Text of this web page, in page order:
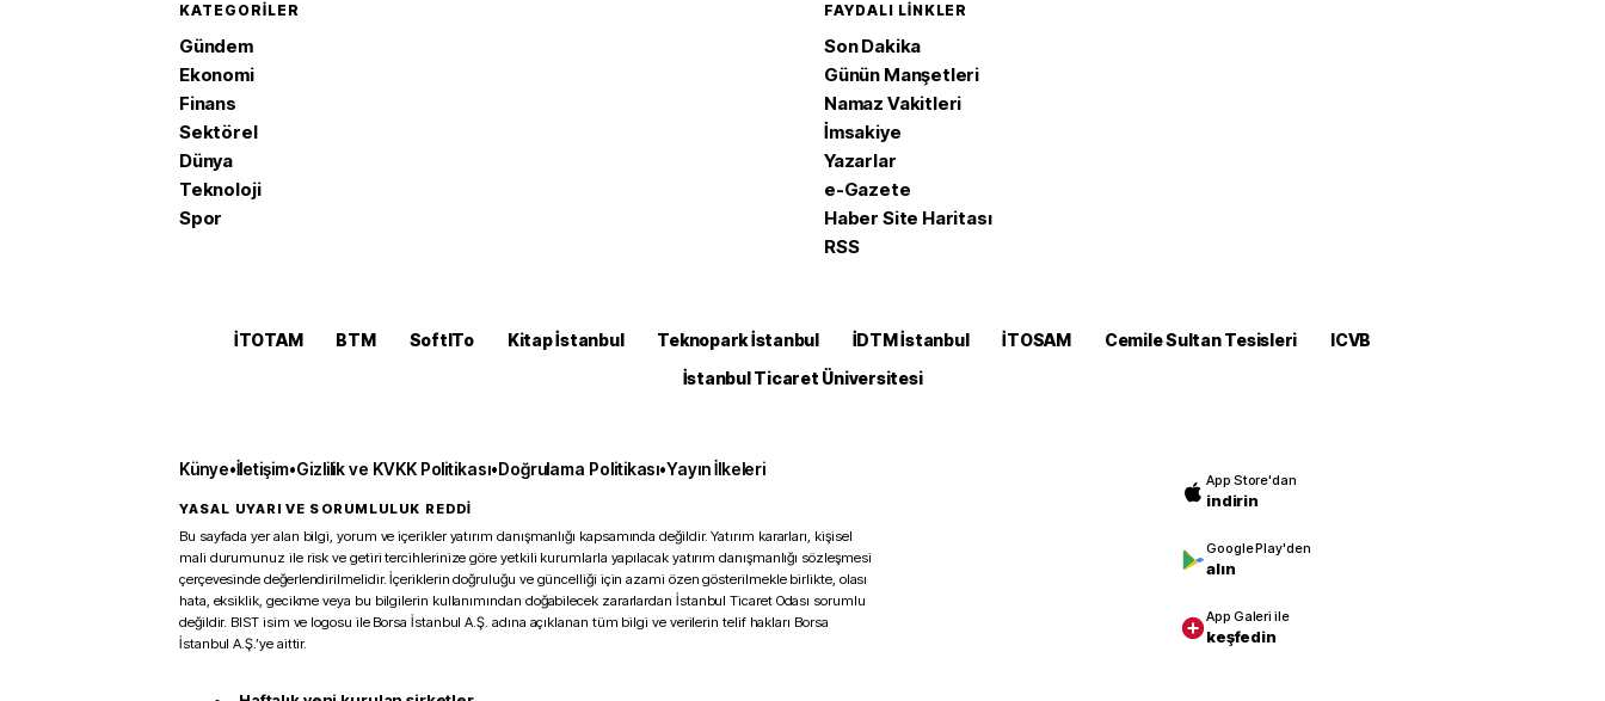
KATEGORILER
Gündem
Ekonomi
Finans
Sektörel
Dünya
Teknoloji
Spor
FAYDALI LINKLER
Son Dakika
Günün Manşetleri
Namaz Vakitleri
İmsakiye
Yazarlar
e-Gazete
Haber Site Haritası
RSS
İTOTAM BTM SoftITo Kitap İstanbul Teknopark İstanbul İDTM İstanbul İTOSAM Cemile Sultan Tesisleri
ICVB
İstanbul Ticaret Üniversitesi
Künye•İletişim•Gizlilik ve KVKK Politikası•Doğrulama Politikası•Yayın İlkeleri
YASAL UYARI VE SORUMLULUK REDDİ
Bu sayfada yer alan bilgi, yorum ve içerikler yatırım danışmanlığı kapsamında değildir. Yatırım kararları, kişisel
mali durumunuz ile risk ve getiri tercihlerinize göre yetkili kurumlarla yapılacak yatırım danışmanlığı sözleşmesi
çerçevesinde değerlendirilmelidir. İçeriklerin doğruluğu ve güncelliği için azami özen gösterilmekle birlikte, olası
hata, eksiklik, gecikme veya bu bilgilerin kullanımından doğabilecek zararlardan İstanbul Ticaret Odası sorumlu
değildir. BIST isim ve logosu ile Borsa İstanbul A.Ş. adına açıklanan tüm bilgi ve verilerin telif hakları Borsa
İstanbul A.Ş.’ye aittir.
App Store'dan
indirin
Google Play'den
alın
App Galeri ile
keşfedin